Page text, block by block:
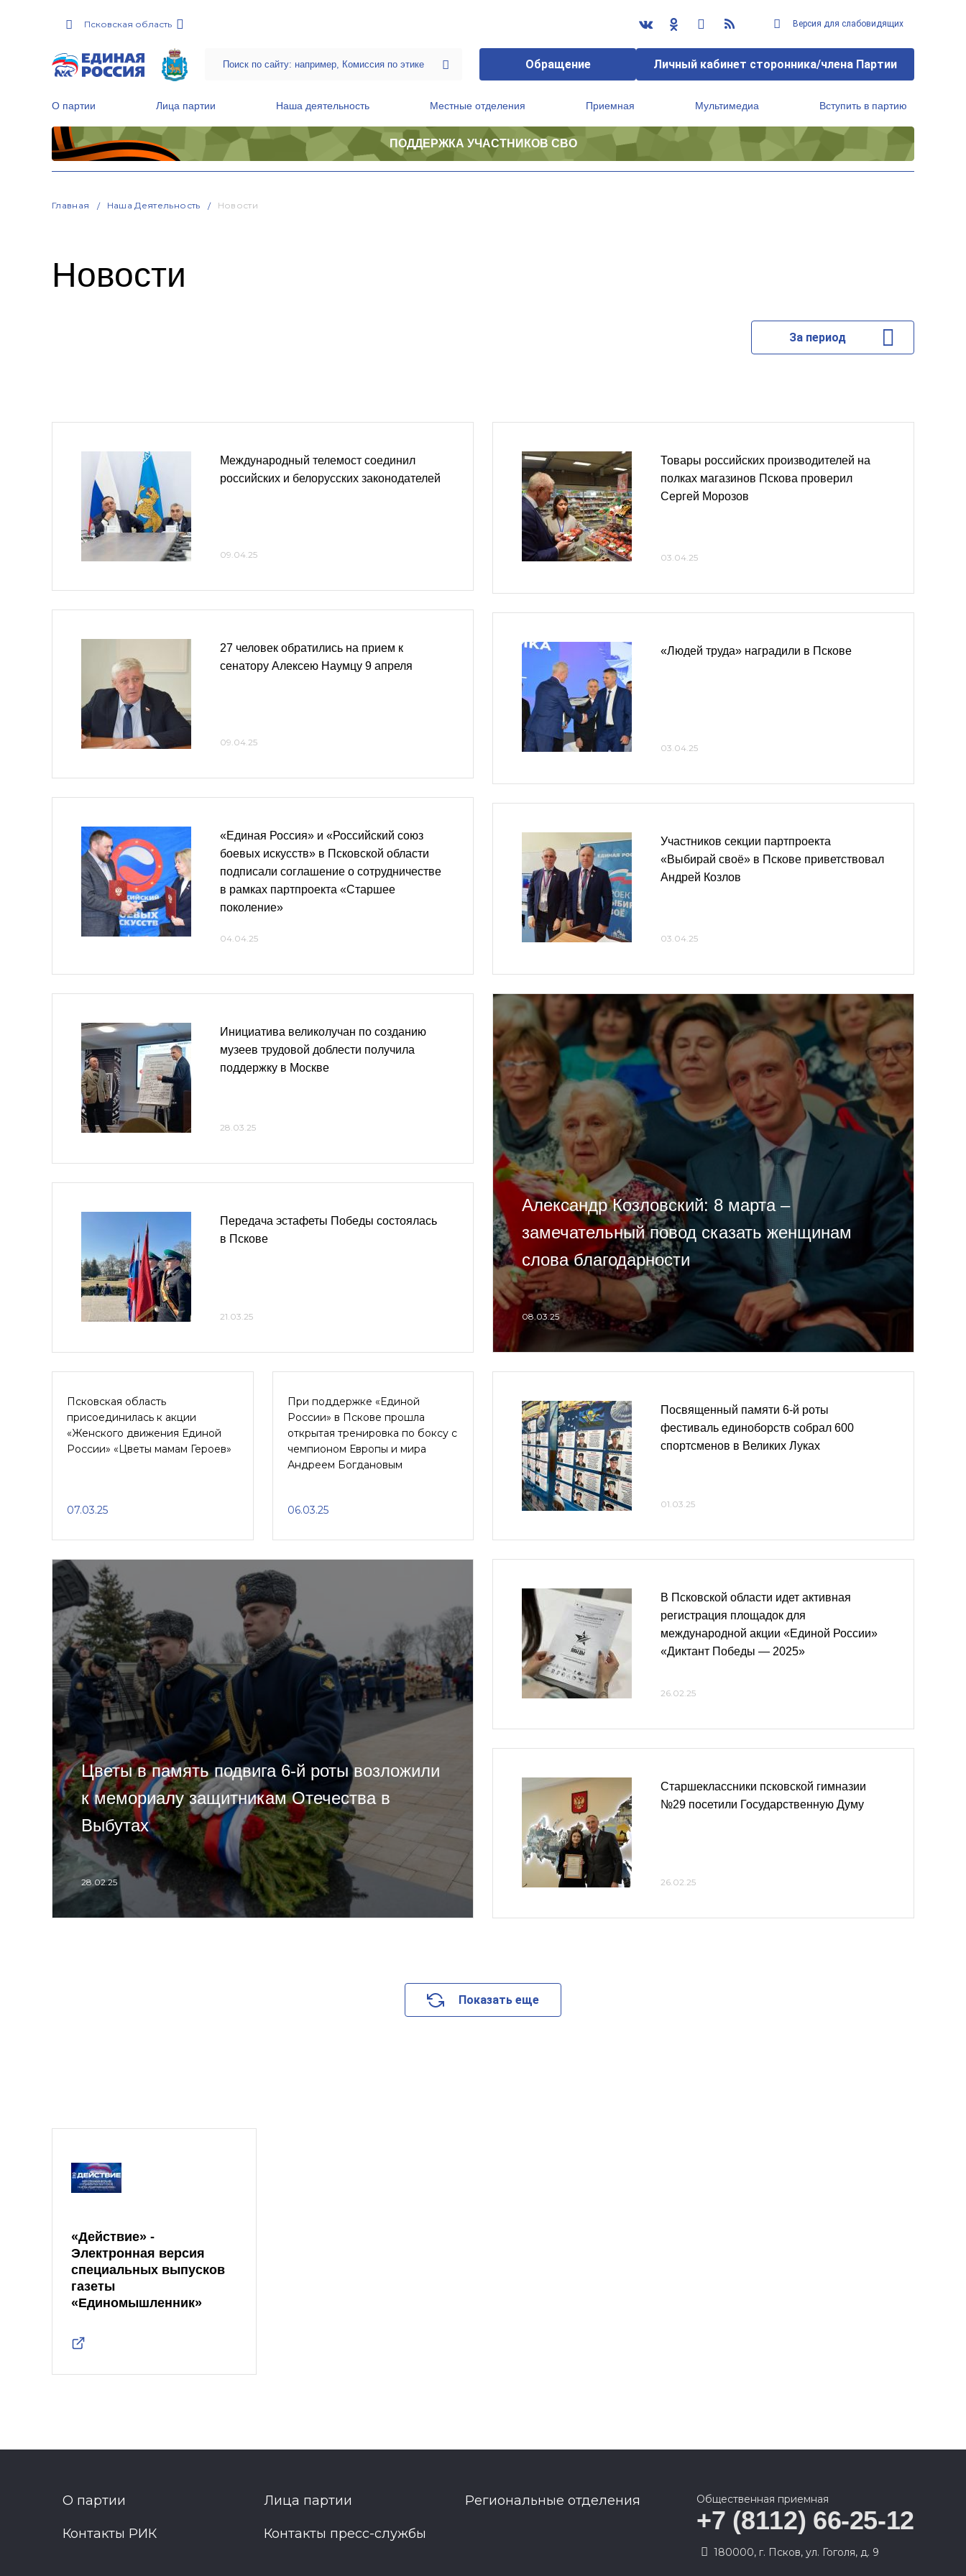
Псковская область Версия для слабовидящих
Обращение Личный кабинет сторонника/члена Партии
О партии Лица партии Наша деятельность Местные отделения Приемная Мультимедиа Вступить в партию
ПОДДЕРЖКА УЧАСТНИКОВ СВО
Главная Наша Деятельность Новости
Новости
За период
Международный телемост соединил
российских и белорусских законодателей
09.04.25
27 человек обратились на прием к
сенатору Алексею Наумцу 9 апреля
09.04.25
«Единая Россия» и «Российский союз
боевых искусств» в Псковской области
подписали соглашение о сотрудничестве
в рамках партпроекта «Старшее
поколение»
04.04.25
Товары российских производителей на
полках магазинов Пскова проверил
Сергей Морозов
03.04.25
«Людей труда» наградили в Пскове
03.04.25
Участников секции партпроекта
«Выбирай своё» в Пскове приветствовал
Андрей Козлов
03.04.25
Инициатива великолучан по созданию
музеев трудовой доблести получила
поддержку в Москве
28.03.25
Передача эстафеты Победы состоялась
в Пскове
21.03.25
Александр Козловский: 8 марта –
замечательный повод сказать женщинам
слова благодарности
08.03.25
Псковская область
присоединилась к акции
«Женского движения Единой
России» «Цветы мамам Героев»
07.03.25
При поддержке «Единой
России» в Пскове прошла
открытая тренировка по боксу с
чемпионом Европы и мира
Андреем Богдановым
06.03.25
Посвященный памяти 6-й роты
фестиваль единоборств собрал 600
спортсменов в Великих Луках
01.03.25
Цветы в память подвига 6-й роты возложили
к мемориалу защитникам Отечества в
Выбутах
28.02.25
В Псковской области идет активная
регистрация площадок для
международной акции «Единой России»
«Диктант Победы — 2025»
26.02.25
Старшеклассники псковской гимназии
№29 посетили Государственную Думу
26.02.25
Показать еще
«Действие» -
Электронная версия
специальных выпусков
газеты
«Единомышленник»
О партии Лица партии Региональные отделения
Контакты РИК Контакты пресс-службы
Общественная приемная
+7 (8112) 66-25-12
180000, г. Псков, ул. Гоголя, д. 9